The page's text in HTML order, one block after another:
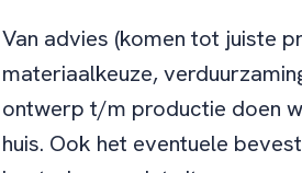
Van advies (komen tot juiste
materiaalkeuze,
ontwerp t/m productie doen
huis. Ook het eventuele